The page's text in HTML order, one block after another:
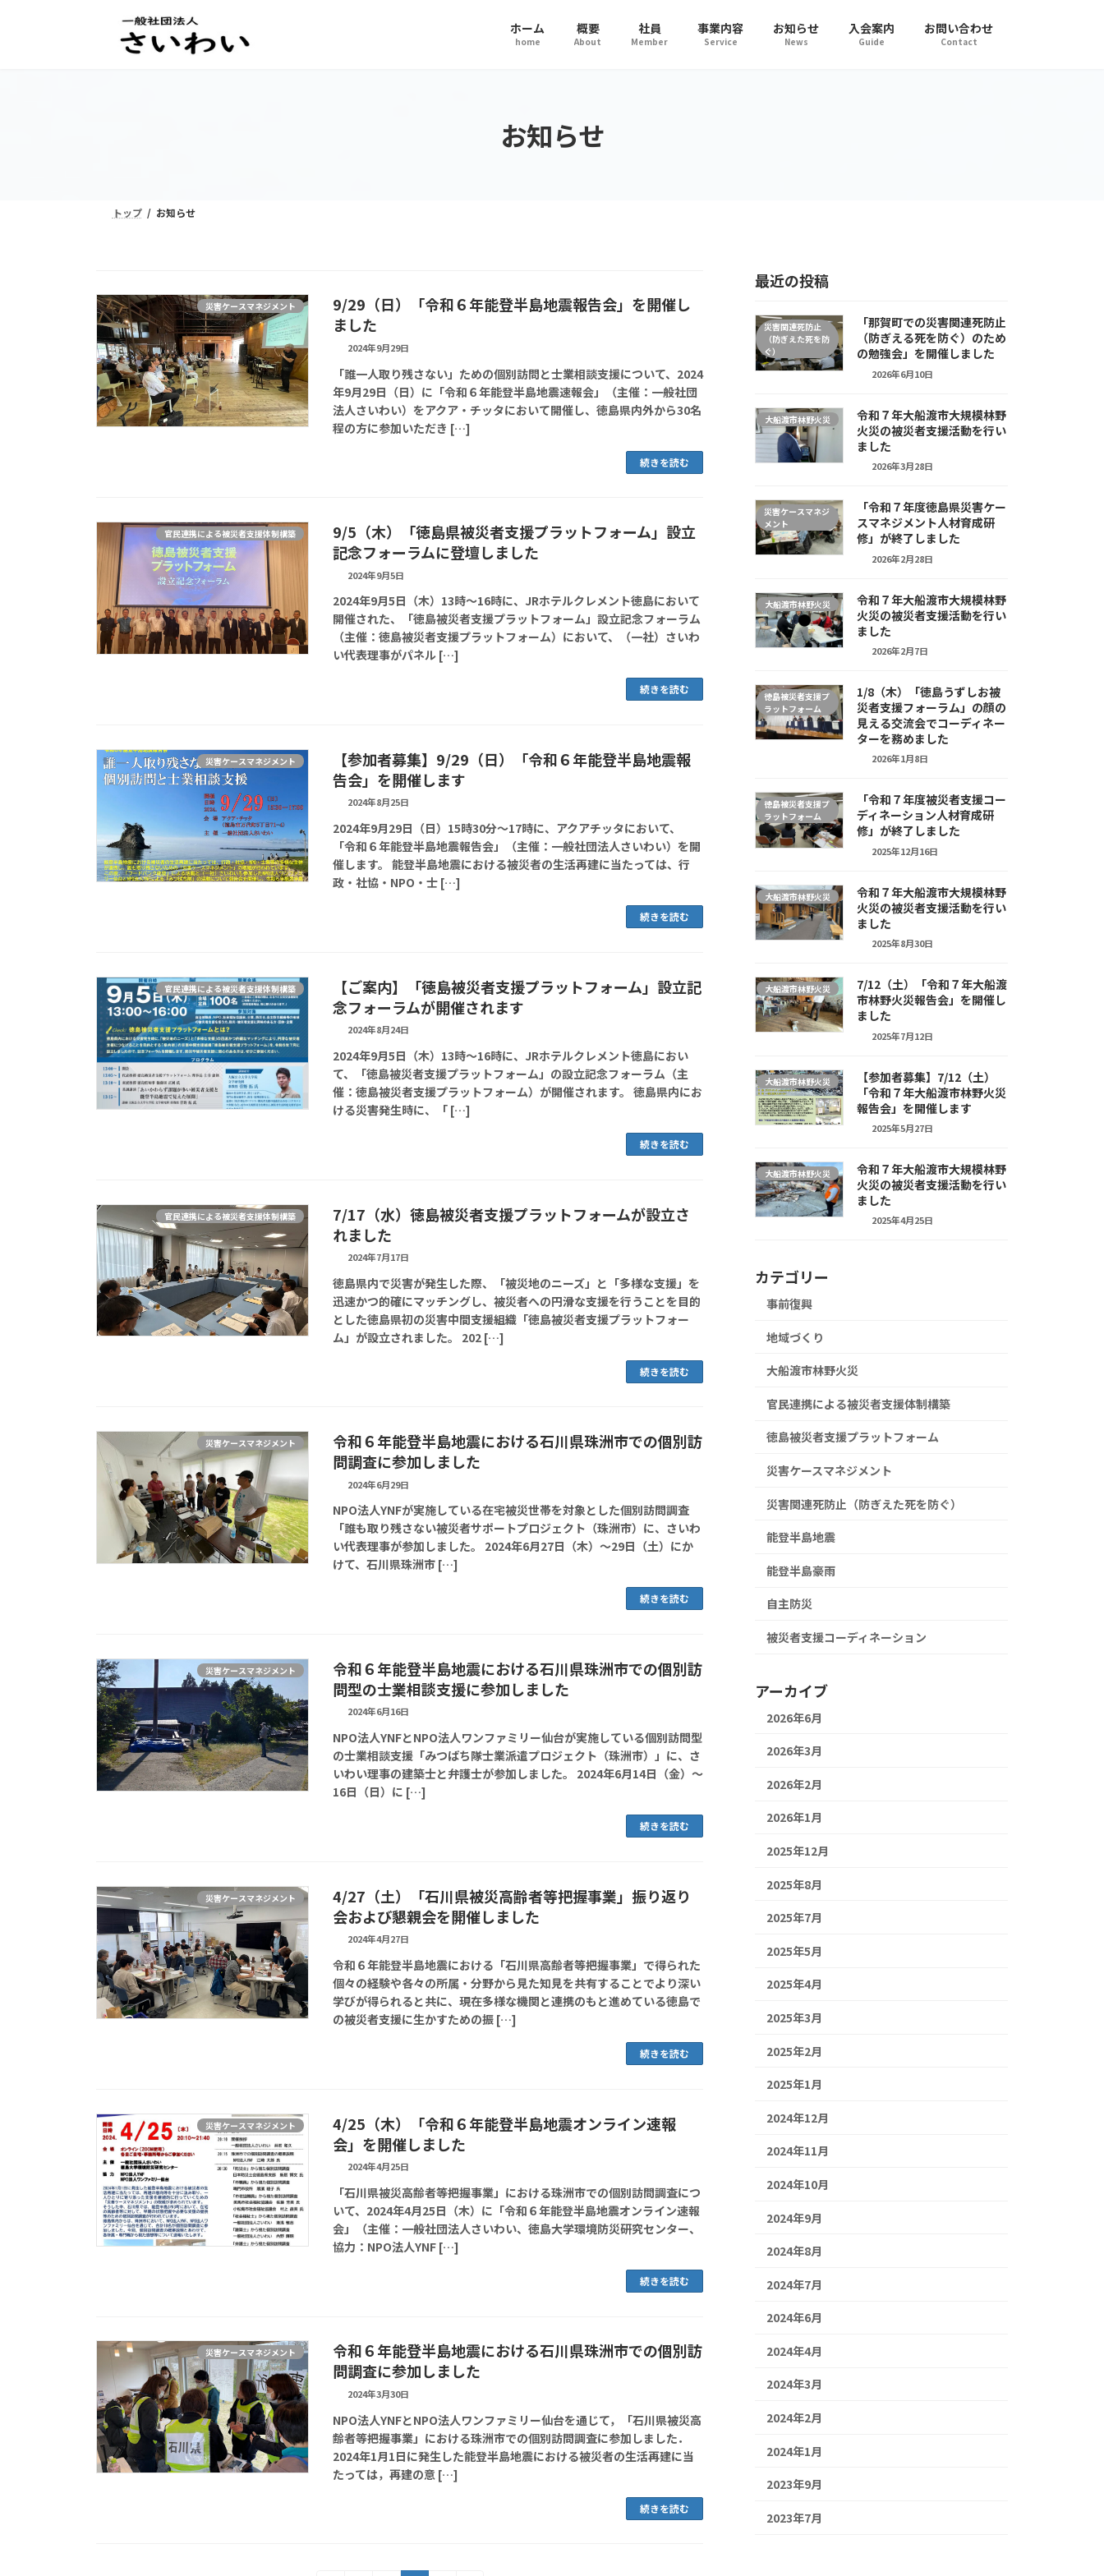
ホーム
home
概要
About
社員
Member
事業内容
Service
お知らせ
News
入会案内
Guide
お問い合わせ
Contact
お知らせ
トップ お知らせ
災害ケースマネジメント
9/29（日）「令和６年能登半島地震報告会」を開催し
ました
2024年9月29日
「誰一人取り残さない」ための個別訪問と士業相談支援について、2024
年9月29日（日）に「令和６年能登半島地震速報会」（主催：一般社団
法人さいわい）をアクア・チッタにおいて開催し、徳島県内外から30名
程の方に参加いただき […]
続きを読む
官民連携による被災者支援体制構築
9/5（木）「徳島県被災者支援プラットフォーム」設立
記念フォーラムに登壇しました
2024年9月5日
2024年9月5日（木）13時～16時に、JRホテルクレメント徳島において
開催された、「徳島被災者支援プラットフォーム」設立記念フォーラム
（主催：徳島被災者支援プラットフォーム）において、（一社）さいわ
い代表理事がパネル […]
続きを読む
災害ケースマネジメント
【参加者募集】9/29（日）「令和６年能登半島地震報
告会」を開催します
2024年8月25日
2024年9月29日（日）15時30分～17時に、アクアチッタにおいて、
「令和６年能登半島地震報告会」（主催：一般社団法人さいわい）を開
催します。 能登半島地震における被災者の生活再建に当たっては、行
政・社協・NPO・士 […]
続きを読む
官民連携による被災者支援体制構築
【ご案内】「徳島被災者支援プラットフォーム」設立記
念フォーラムが開催されます
2024年8月24日
2024年9月5日（木）13時～16時に、JRホテルクレメント徳島におい
て、「徳島被災者支援プラットフォーム」の設立記念フォーラム（主
催：徳島被災者支援プラットフォーム）が開催されます。 徳島県内にお
ける災害発生時に、「 […]
続きを読む
官民連携による被災者支援体制構築
7/17（水）徳島被災者支援プラットフォームが設立さ
れました
2024年7月17日
徳島県内で災害が発生した際、「被災地のニーズ」と「多様な支援」を
迅速かつ的確にマッチングし、被災者への円滑な支援を行うことを目的
とした徳島県初の災害中間支援組織「徳島被災者支援プラットフォー
ム」が設立されました。 202 […]
続きを読む
災害ケースマネジメント
令和６年能登半島地震における石川県珠洲市での個別訪
問調査に参加しました
2024年6月29日
NPO法人YNFが実施している在宅被災世帯を対象とした個別訪問調査
「誰も取り残さない被災者サポートプロジェクト（珠洲市）に、さいわ
い代表理事が参加しました。 2024年6月27日（木）～29日（土）にか
けて、石川県珠洲市 […]
続きを読む
災害ケースマネジメント
令和６年能登半島地震における石川県珠洲市での個別訪
問型の士業相談支援に参加しました
2024年6月16日
NPO法人YNFとNPO法人ワンファミリー仙台が実施している個別訪問型
の士業相談支援「みつばち隊士業派遣プロジェクト（珠洲市）」に、さ
いわい理事の建築士と弁護士が参加しました。 2024年6月14日（金）～
16日（日）に […]
続きを読む
災害ケースマネジメント
4/27（土）「石川県被災高齢者等把握事業」振り返り
会および懇親会を開催しました
2024年4月27日
令和６年能登半島地震における「石川県高齢者等把握事業」で得られた
個々の経験や各々の所属・分野から見た知見を共有することでより深い
学びが得られると共に、現在多様な機関と連携のもと進めている徳島で
の被災者支援に生かすための振 […]
続きを読む
災害ケースマネジメント
4/25（木）「令和６年能登半島地震オンライン速報
会」を開催しました
2024年4月25日
「石川県被災高齢者等把握事業」における珠洲市での個別訪問調査につ
いて、2024年4月25日（木）に「令和６年能登半島地震オンライン速報
会」（主催：一般社団法人さいわい、徳島大学環境防災研究センター、
協力：NPO法人YNF […]
続きを読む
災害ケースマネジメント
令和６年能登半島地震における石川県珠洲市での個別訪
問調査に参加しました
2024年3月30日
NPO法人YNFとNPO法人ワンファミリー仙台を通じて，「石川県被災高
齢者等把握事業」における珠洲市での個別訪問調査に参加しました．
2024年1月1日に発生した能登半島地震における被災者の生活再建に当
たっては，再建の意 […]
続きを読む
最近の投稿
災害関連死防止
（防ぎえた死を防
ぐ）
「那賀町での災害関連死防止
（防ぎえる死を防ぐ）のため
の勉強会」を開催しました
2026年6月10日
大船渡市林野火災
令和７年大船渡市大規模林野
火災の被災者支援活動を行い
ました
2026年3月28日
災害ケースマネジ
メント
「令和７年度徳島県災害ケー
スマネジメント人材育成研
修」が終了しました
2026年2月28日
大船渡市林野火災
令和７年大船渡市大規模林野
火災の被災者支援活動を行い
ました
2026年2月7日
徳島被災者支援プ
ラットフォーム
1/8（木）「徳島うずしお被
災者支援フォーラム」の顔の
見える交流会でコーディネー
ターを務めました
2026年1月8日
徳島被災者支援プ
ラットフォーム
「令和７年度被災者支援コー
ディネーション人材育成研
修」が終了しました
2025年12月16日
大船渡市林野火災
令和７年大船渡市大規模林野
火災の被災者支援活動を行い
ました
2025年8月30日
大船渡市林野火災
7/12（土）「令和７年大船渡
市林野火災報告会」を開催し
ました
2025年7月12日
大船渡市林野火災
【参加者募集】7/12（土）
「令和７年大船渡市林野火災
報告会」を開催します
2025年5月27日
大船渡市林野火災
令和７年大船渡市大規模林野
火災の被災者支援活動を行い
ました
2025年4月25日
カテゴリー
事前復興
地域づくり
大船渡市林野火災
官民連携による被災者支援体制構築
徳島被災者支援プラットフォーム
災害ケースマネジメント
災害関連死防止（防ぎえた死を防ぐ）
能登半島地震
能登半島豪雨
自主防災
被災者支援コーディネーション
アーカイブ
2026年6月
2026年3月
2026年2月
2026年1月
2025年12月
2025年8月
2025年7月
2025年5月
2025年4月
2025年3月
2025年2月
2025年1月
2024年12月
2024年11月
2024年10月
2024年9月
2024年8月
2024年7月
2024年6月
2024年4月
2024年3月
2024年2月
2024年1月
2023年9月
2023年7月